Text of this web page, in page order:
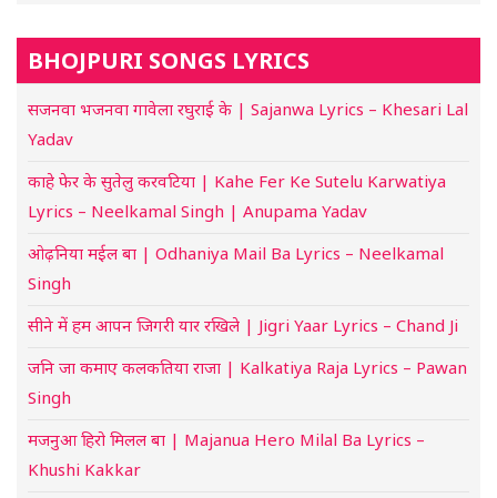
BHOJPURI SONGS LYRICS
सजनवा भजनवा गावेला रघुराई के | Sajanwa Lyrics – Khesari Lal
Yadav
काहे फेर के सुतेलु करवटिया | Kahe Fer Ke Sutelu Karwatiya
Lyrics – Neelkamal Singh | Anupama Yadav
ओढ़निया मईल बा | Odhaniya Mail Ba Lyrics – Neelkamal
Singh
सीने में हम आपन जिगरी यार रखिले | Jigri Yaar Lyrics – Chand Ji
जनि जा कमाए कलकतिया राजा | Kalkatiya Raja Lyrics – Pawan
Singh
मजनुआ हिरो मिलल बा | Majanua Hero Milal Ba Lyrics –
Khushi Kakkar